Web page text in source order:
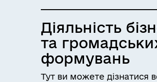
Діяльність
та
формувань
Тут ви можете дізнатися